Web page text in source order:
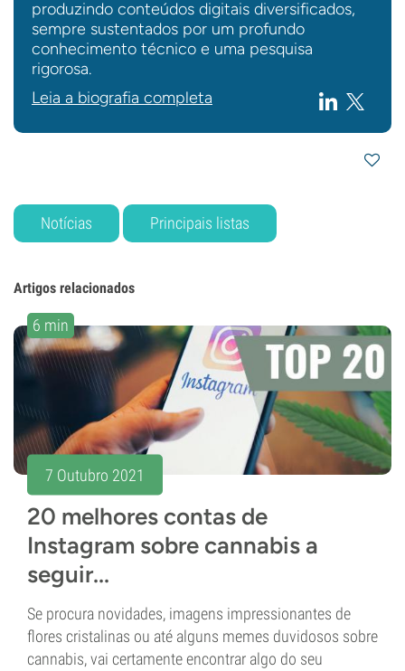
produzindo conteúdos digitais diversificados,
sempre sustentados por um profundo
conhecimento técnico e uma pesquisa
rigorosa.
Leia a biografia completa
Notícias Principais listas
Artigos relacionados
6 min
7 Outubro 2021
20 melhores contas de
Instagram sobre cannabis a
seguir...
Se procura novidades, imagens impressionantes de
flores cristalinas ou até alguns memes duvidosos sobre
cannabis, vai certamente encontrar algo do seu